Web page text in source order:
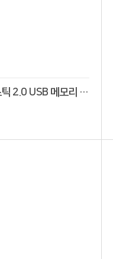
코드루트 메탈스틱 2.0 USB 메모리 4GB~128GB